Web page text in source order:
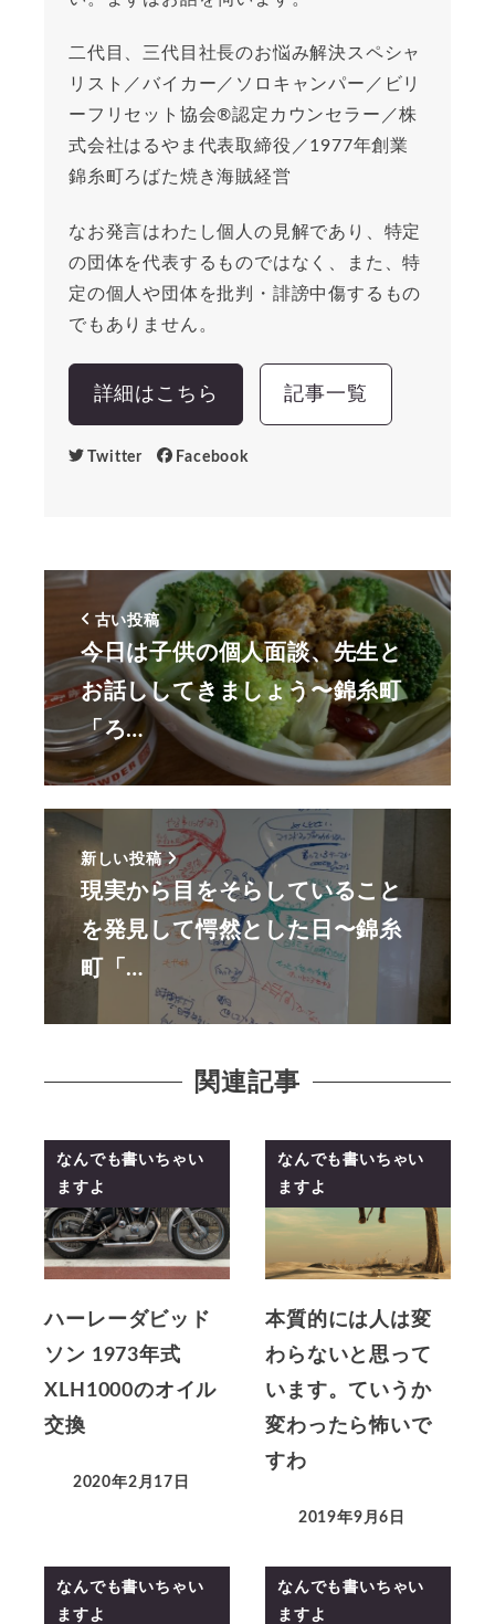
二代目、三代目社長のお悩み解決スペシャ
リスト／バイカー／ソロキャンパー／ビリ
ーフリセット協会®︎認定カウンセラー／株
式会社はるやま代表取締役／1977年創業
錦糸町ろばた焼き海賊経営
なお発言はわたし個人の見解であり、特定
の団体を代表するものではなく、また、特
定の個人や団体を批判・誹謗中傷するもの
でもありません。
詳細はこちら 記事一覧
Twitter Facebook
古い投稿
今日は子供の個人面談、先生と
お話ししてきましょう〜錦糸町
「ろ…
新しい投稿
現実から目をそらしていること
を発見して愕然とした日〜錦糸
町「…
関連記事
なんでも書いちゃい
ますよ
ハーレーダビッド
ソン 1973年式
XLH1000のオイル
交換
2020年2月17日
なんでも書いちゃい
ますよ
本質的には人は変
わらないと思って
います。ていうか
変わったら怖いで
すわ
2019年9月6日
なんでも書いちゃい
ますよ
なんでも書いちゃい
ますよ